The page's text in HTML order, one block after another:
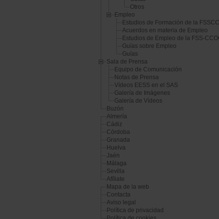
Otros
Empleo
Estudios de Formación de la
Acuerdos en materia de Empleo
Estudios de Empleo de la FSS-
Guías sobre Empleo
Guías
Sala de Prensa
Equipo de Comunicación
Notas de Prensa
Vídeos EESS en el SAS
Galería de Imágenes
Galería de Vídeos
Buzón
Almería
Cádiz
Córdoba
Granada
Huelva
Jaén
Málaga
Sevilla
Afíliate
Mapa de la web
Contacta
Aviso legal
Política de privacidad